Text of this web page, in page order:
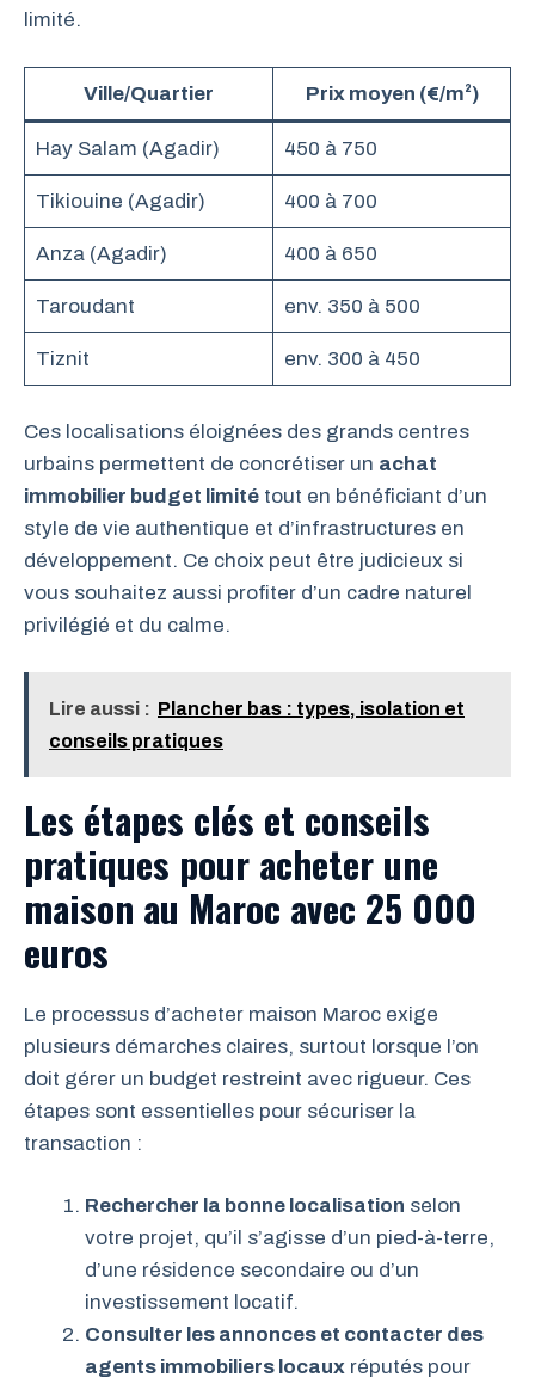
limité.
Ville/Quartier Prix moyen (€/m²)
Hay Salam (Agadir) 450 à 750
Tikiouine (Agadir) 400 à 700
Anza (Agadir) 400 à 650
Taroudant env. 350 à 500
Tiznit env. 300 à 450
Ces localisations éloignées des grands centres
urbains permettent de concrétiser un achat
immobilier budget limité tout en bénéficiant d’un
style de vie authentique et d’infrastructures en
développement. Ce choix peut être judicieux si
vous souhaitez aussi profiter d’un cadre naturel
privilégié et du calme.
Lire aussi : Plancher bas : types, isolation et
conseils pratiques
Les étapes clés et conseils
pratiques pour acheter une
maison au Maroc avec 25 000
euros
Le processus d’acheter maison Maroc exige
plusieurs démarches claires, surtout lorsque l’on
doit gérer un budget restreint avec rigueur. Ces
étapes sont essentielles pour sécuriser la
transaction :
Rechercher la bonne localisation selon
votre projet, qu’il s’agisse d’un pied-à-terre,
d’une résidence secondaire ou d’un
investissement locatif.
Consulter les annonces et contacter des
agents immobiliers locaux réputés pour